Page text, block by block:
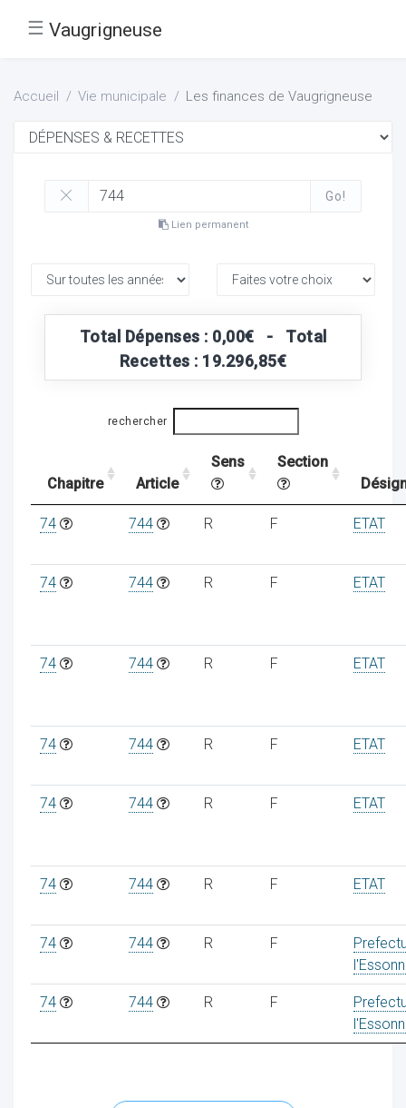
☰ Vaugrigneuse
Accueil Vie municipale Les finances de Vaugrigneuse
Go!
Lien permanent
Total Dépenses : 0,00€ - Total
Recettes : 19.296,85€
rechercher
Chapitre Article
Sens
Section
74 744 R F ETAT
74 744 R F ETAT
74 744 R F ETAT
74 744 R F ETAT
74 744 R F ETAT
74 744 R F ETAT
74 744 R F
74 744 R F